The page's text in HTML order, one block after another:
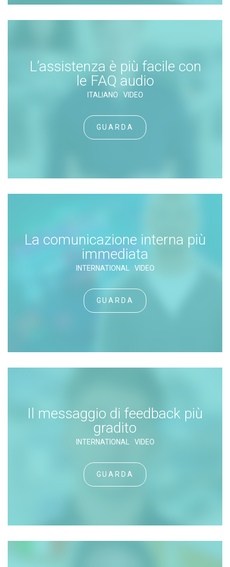
L’assistenza è più facile con
le FAQ audio
ITALIANO VIDEO
GUARDA
La comunicazione interna più
immediata
INTERNATIONAL VIDEO
GUARDA
Il messaggio di feedback più
gradito
INTERNATIONAL VIDEO
GUARDA